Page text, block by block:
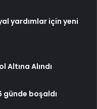
yardımlar için yeni
Altına Alındı
günde boşaldı